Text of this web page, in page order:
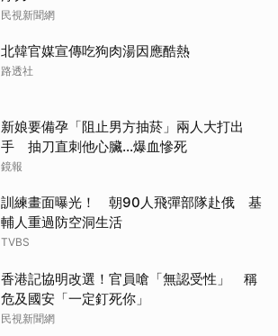
民視新聞網
北韓官媒宣傳吃狗肉湯因應酷熱
路透社
新娘要備孕「阻止男方抽菸」兩人大打出
手 抽刀直刺他心臟…爆血慘死
鏡報
訓練畫面曝光！ 朝90人飛彈部隊赴俄 基
輔人重過防空洞生活
TVBS
香港記協明改選！官員嗆「無認受性」 稱
危及國安「一定釘死你」
民視新聞網